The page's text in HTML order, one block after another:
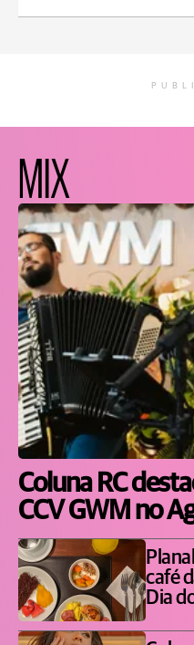
MIX
Coluna RC
CCV GWM no
café
Dia